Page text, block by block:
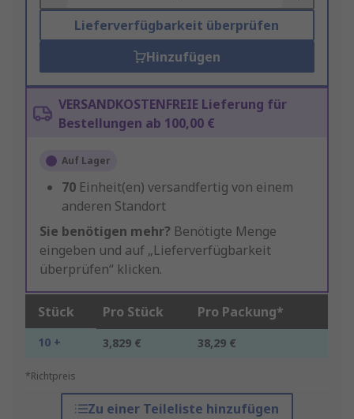
Lieferverfügbarkeit überprüfen
Hinzufügen
VERSANDKOSTENFREIE Lieferung für
Bestellungen ab 100,00 €
Auf Lager
70 Einheit(en) versandfertig von einem
anderen Standort
Sie benötigen mehr? Benötigte Menge
eingeben und auf „Lieferverfügbarkeit
überprüfen“ klicken.
Stück Pro Stück Pro Packung*
10 + 3,829 € 38,29 €
*Richtpreis
Zu einer Teileliste hinzufügen